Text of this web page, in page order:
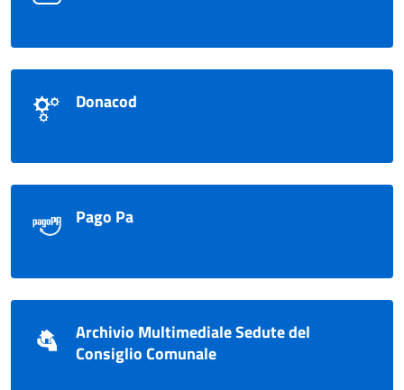
Donacod
Pago Pa
Archivio Multimediale Sedute del
Consiglio Comunale